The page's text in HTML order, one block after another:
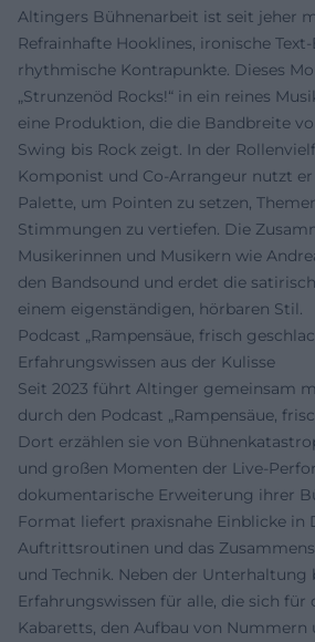
Altingers Bühnenarbeit ist seit jeher
Refrainhafte Hooklines, ironische
rhythmische Kontrapunkte. Dieses
„Strunzenöd Rocks!“ in ein reines
eine Produktion, die die Bandbreite
Swing bis Rock zeigt. In der
Komponist und Co-Arrangeur nutzt
Palette, um Pointen zu setzen,
Stimmungen zu vertiefen. Die
Musikerinnen und Musikern wie
den Bandsound und erdet die
einem eigenständigen, hörbaren Stil.
Podcast „Rampensäue, frisch
Erfahrungswissen aus der Kulisse
Seit 2023 führt Altinger gemeinsam
durch den Podcast „Rampensäue,
Dort erzählen sie von
und großen Momenten der Live-
dokumentarische Erweiterung ihrer
Format liefert praxisnahe Einblicke in
Auftrittsroutinen und das
und Technik. Neben der Unterhaltung
Erfahrungswissen für alle, die sich für
Kabaretts, den Aufbau von Nummern